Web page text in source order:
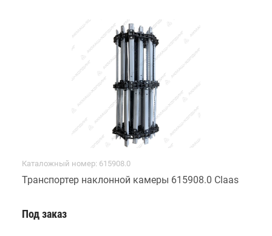
Каталожный номер: 615908.0
Транспортер наклонной камеры 615908.0 Claas
Под заказ